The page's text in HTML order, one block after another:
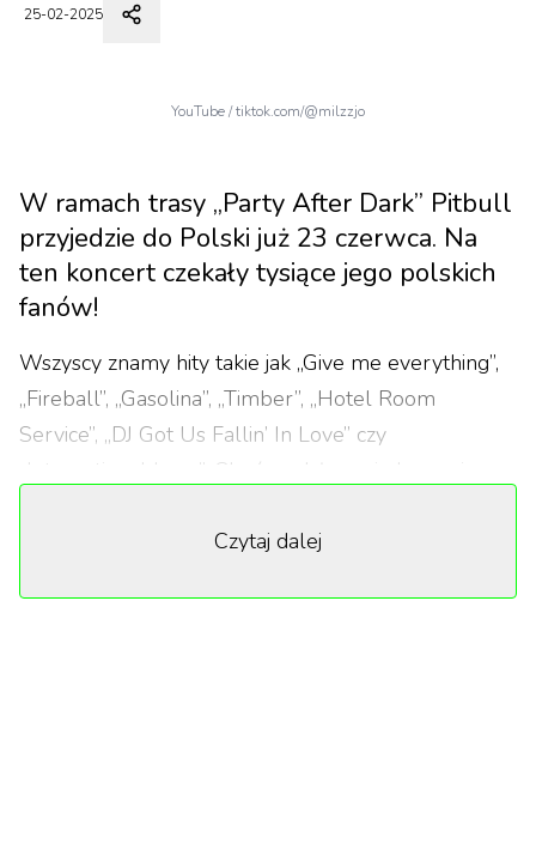
25-02-2025
YouTube / tiktok.com/@milzzjo
W ramach trasy „Party After Dark” Pitbull
przyjedzie do Polski już 23 czerwca. Na
ten koncert czekały tysiące jego polskich
fanów!
Wszyscy znamy hity takie jak „Give me everything”,
„Fireball”, „Gasolina”, „Timber”, „Hotel Room
Service”, „DJ Got Us Fallin’ In Love” czy
„International Love”. Choć wydał w międzyczasie
a właściwie Armando Christian Pérez, był królem
Czytaj dalej